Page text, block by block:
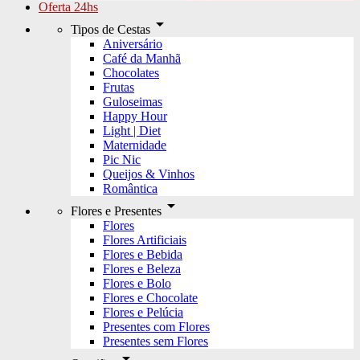
Oferta 24hs
Tipos de Cestas arrow_drop_down
Aniversário
Café da Manhã
Chocolates
Frutas
Guloseimas
Happy Hour
Light | Diet
Maternidade
Pic Nic
Queijos & Vinhos
Romântica
Flores e Presentes arrow_drop_down
Flores
Flores Artificiais
Flores e Bebida
Flores e Beleza
Flores e Bolo
Flores e Chocolate
Flores e Pelúcia
Presentes com Flores
Presentes sem Flores